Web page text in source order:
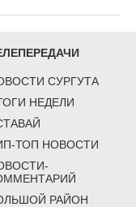
СУРГУТА
НЕДЕЛИ
ТОП НОВОСТИ
РАЙОН